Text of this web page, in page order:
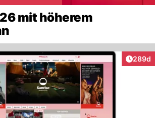
mit höherem
289d